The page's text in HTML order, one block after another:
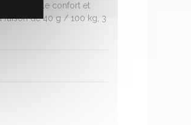
le confort et
raison de 40 g / 100 kg, 3